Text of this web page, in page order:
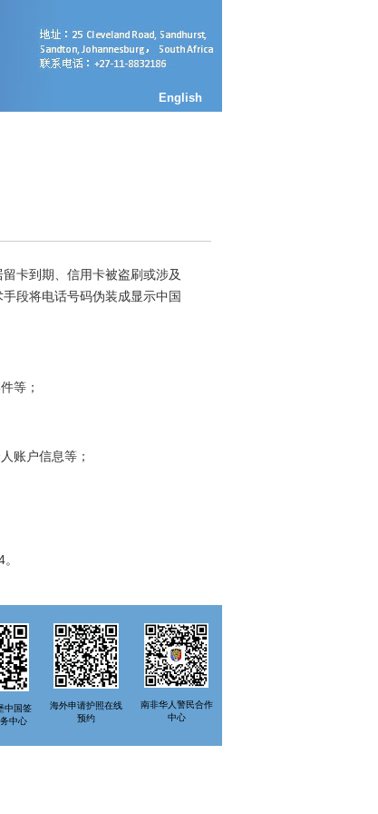
English
卡到期、信用卡被盗刷或涉及
段将电话号码伪装成显示中国
等；
账户信息等；
中国签
中心
海外申请护照在线
预约
南非华人警民合作
中心